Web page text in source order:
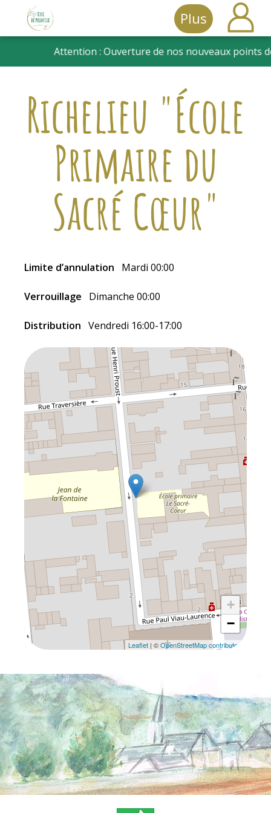
de
Plus
Richelieu "École
Primaire du
Sacré Cœur"
Limite d’annulation Mardi 00:00
Verrouillage Dimanche 00:00
Distribution Vendredi 16:00-17:00
+
−
Leaflet | ©OpenStreetMap contributors